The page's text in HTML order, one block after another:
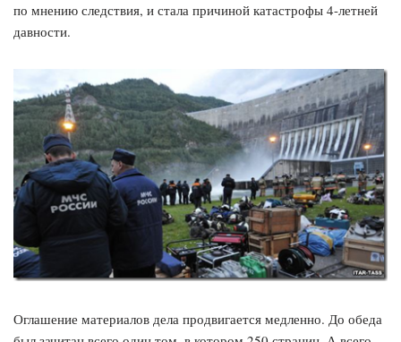
по мнению следствия, и стала причиной катастрофы 4-летней
давности.
Оглашение материалов дела продвигается медленно. До обеда